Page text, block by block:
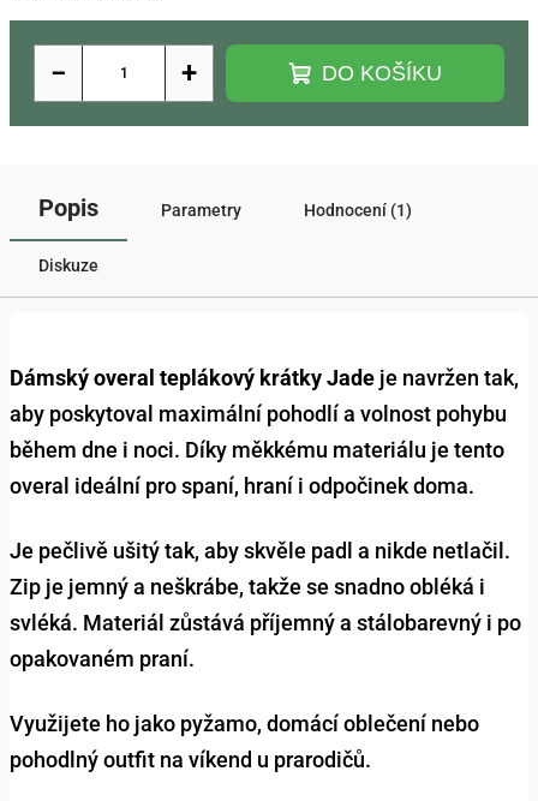
+
− DO KOŠÍKU
Popis Parametry Hodnocení (1)
Diskuze
Dámský overal teplákový krátky Jade je navržen tak,
aby poskytoval maximální pohodlí a volnost pohybu
během dne i noci. Díky měkkému materiálu je tento
overal ideální pro spaní, hraní i odpočinek doma.
Je pečlivě ušitý tak, aby skvěle padl a nikde netlačil.
Zip je jemný a neškrábe, takže se snadno obléká i
svléká. Materiál zůstává příjemný a stálobarevný i po
opakovaném praní.
Využijete ho jako pyžamo, domácí oblečení nebo
pohodlný outfit na víkend u prarodičů.